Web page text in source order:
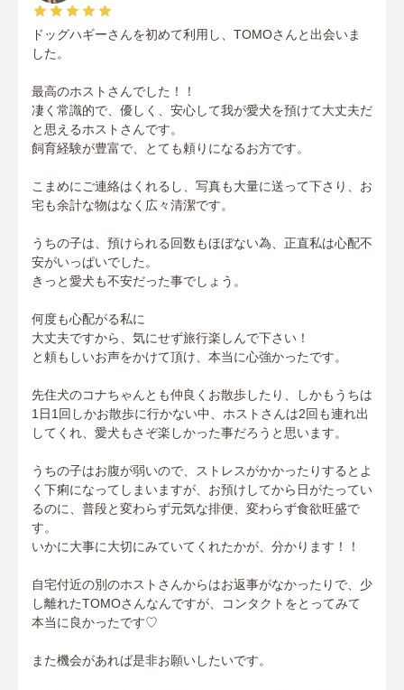
ドッグハギーさんを初めて利用し、TOMOさんと出会いま
した。
最高のホストさんでした！！
凄く常識的で、優しく、安心して我が愛犬を預けて大丈夫だ
と思えるホストさんです。
飼育経験が豊富で、とても頼りになるお方です。
こまめにご連絡はくれるし、写真も大量に送って下さり、お
宅も余計な物はなく広々清潔です。
うちの子は、預けられる回数もほぼない為、正直私は心配不
安がいっぱいでした。
きっと愛犬も不安だった事でしょう。
何度も心配がる私に
大丈夫ですから、気にせず旅行楽しんで下さい！
と頼もしいお声をかけて頂け、本当に心強かったです。
先住犬のコナちゃんとも仲良くお散歩したり、しかもうちは
1日1回しかお散歩に行かない中、ホストさんは2回も連れ出
してくれ、愛犬もさぞ楽しかった事だろうと思います。
うちの子はお腹が弱いので、ストレスがかかったりするとよ
く下痢になってしまいますが、お預けしてから日がたってい
るのに、普段と変わらず元気な排便、変わらず食欲旺盛で
す。
いかに大事に大切にみていてくれたかが、分かります！！
自宅付近の別のホストさんからはお返事がなかったりで、少
し離れたTOMOさんなんですが、コンタクトをとってみて
本当に良かったです♡
また機会があれば是非お願いしたいです。